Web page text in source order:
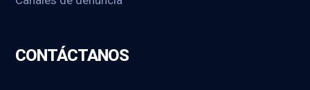
CONTÁCTANOS